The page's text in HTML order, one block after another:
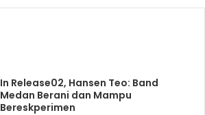
In Release02, Hansen Teo: Band
Medan Berani dan Mampu
Bereskperimen